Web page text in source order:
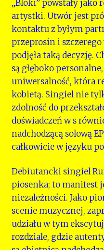
„Bloki” powstały jako
artystki. Utwór jest
kontaktu z byłym
przeprosin i
podjęła taką decyzję.
są głęboko
uniwersalność, która
kobietą. Singiel nie
zdolność do
doświadczeń w s
nadchodzącą solową
całkowicie w języku
Debiutancki singiel
piosenka; to manifest
niezależności. Jako
scenie muzycznej,
udziału w tym
rozdziale, gdzie